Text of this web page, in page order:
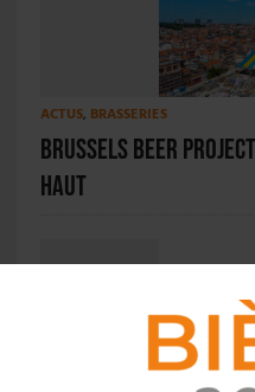
ACTUS, BRASSERIES
Brussels Beer
haut
CONCOURS